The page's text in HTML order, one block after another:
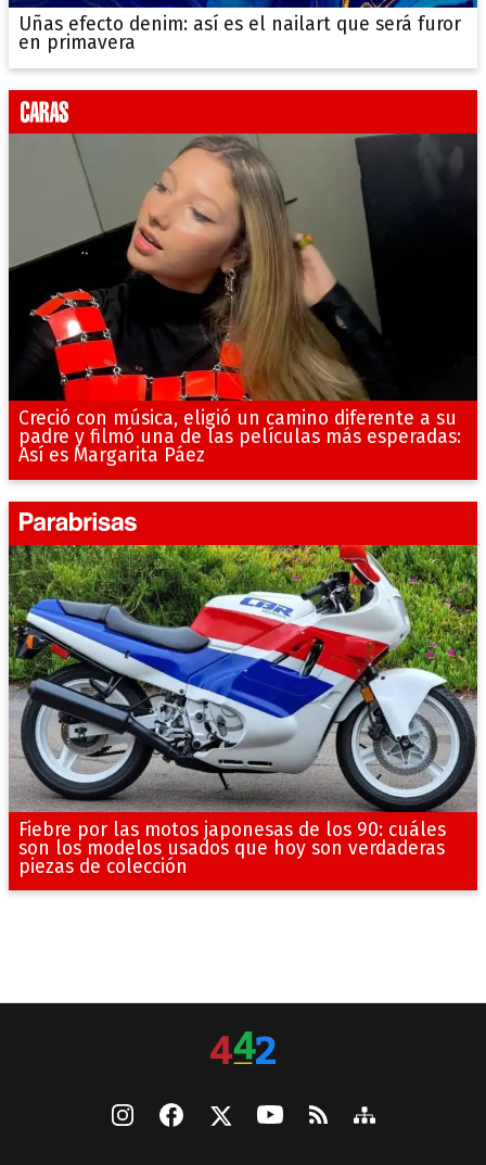
Uñas efecto denim: así es el nailart que será furor
en primavera
Creció con música, eligió un camino diferente a su
padre y filmó una de las películas más esperadas:
Así es Margarita Páez
Fiebre por las motos japonesas de los 90: cuáles
son los modelos usados que hoy son verdaderas
piezas de colección